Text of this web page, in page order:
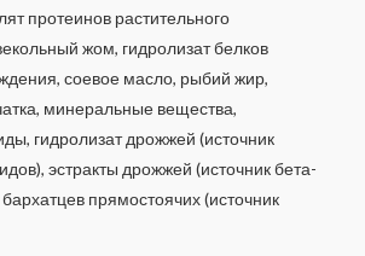
протеинов растительного
жом, гидролизат белков
соевое масло, рыбий жир,
минеральные вещества,
гидролизат дрожжей (источник
эстракты дрожжей (источник бета-
бархатцев прямостоячих (источник